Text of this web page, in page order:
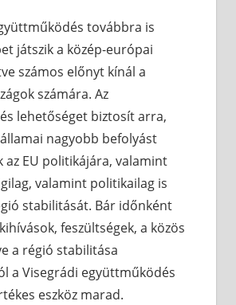
továbbra is
játszik a közép-európai
számos előnyt kínál a
számára. Az
lehetőséget biztosít arra,
nagyobb befolyást
az EU politikájára, valamint
valamint politikailag is
stabilitását. Bár időnként
feszültségek, a közös
a régió stabilitása
a Visegrádi együttműködés
eszköz marad.